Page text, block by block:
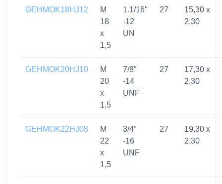
GEHMOK18HJ12
M
18
x
1,5
1.1/16"
-12
UN
27
15,30 x
2,30
GEHMOK20HJ10
M
20
x
1,5
7/8″
-14
UNF
27
17,30 x
2,30
GEHMOK22HJ08
M
22
x
1,5
3/4″
-16
UNF
27
19,30 x
2,30